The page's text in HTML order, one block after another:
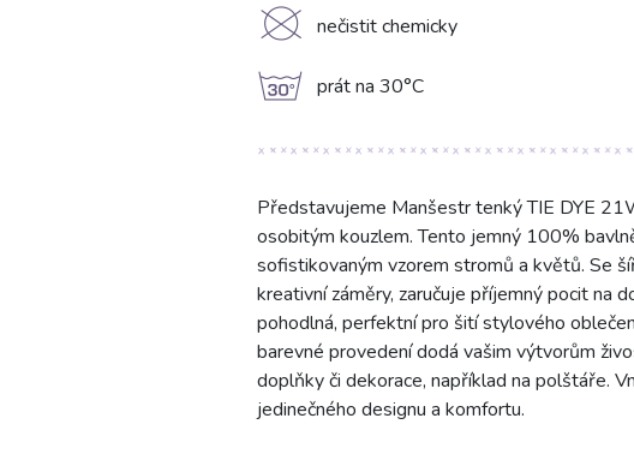
K nečistit chemicky
g prát na 30°C
Představujeme Manšestr tenký TIE DYE
osobitým kouzlem. Tento jemný 100%
sofistikovaným vzorem stromů a květů. Se
kreativní záměry, zaručuje příjemný pocit na
pohodlná, perfektní pro šití stylového
barevné provedení dodá vašim výtvorům
doplňky či dekorace, například na polštáře.
jedinečného designu a komfortu.